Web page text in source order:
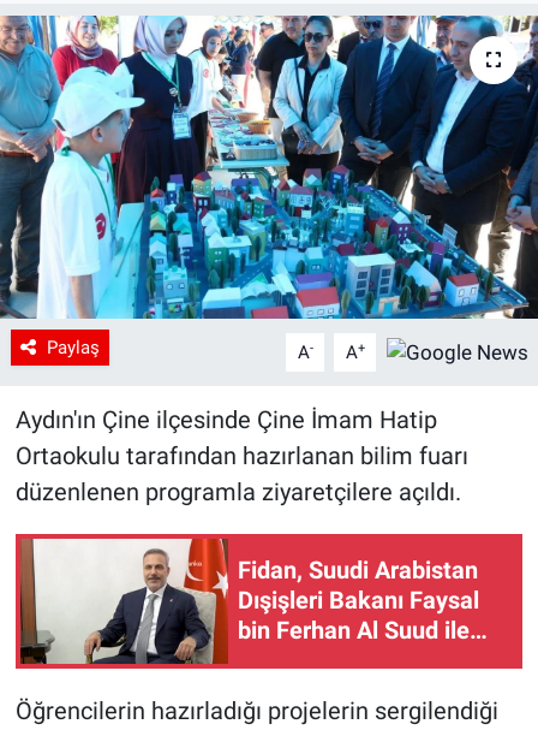
Paylaş A- A+
Aydın'ın Çine ilçesinde Çine İmam Hatip
Ortaokulu tarafından hazırlanan bilim fuarı
düzenlenen programla ziyaretçilere açıldı.
Fidan, Suudi Arabistan
Dışişleri Bakanı Faysal
bin Ferhan Al Suud ile
Öğrencilerin hazırladığı projelerin sergilendiği